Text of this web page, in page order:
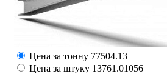
Цена за тонну 77504.13
Цена за штуку 13761.01056